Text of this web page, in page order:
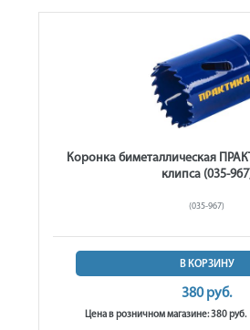
Коронка биметаллическая
клипса (035-
(035-967)
В КОРЗИНУ
380 руб.
Цена в розничном магазине: 380 руб.